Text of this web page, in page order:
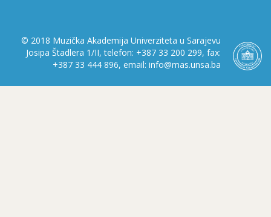
© 2018 Muzička Akademija Univerziteta u Sarajevu
Josipa Štadlera 1/II, telefon: +387 33 200 299, fax:
+387 33 444 896, email: info@mas.unsa.ba